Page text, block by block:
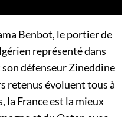
Benbot, le portier de
représenté dans
son défenseur Zineddine
retenus évoluent tous à
la France est la mieux